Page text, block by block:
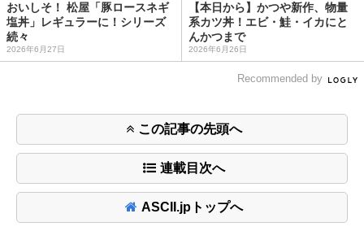
おいしそ！ 松屋「豚ロースネギ
塩丼」レギュラーに！シリーズ
続々
2026年6月27日
【本日から】かつや新作、物量
系カツ丼！エビ・鮭・イカにと
んかつまで
2026年6月26日
Recommended by
この記事の先頭へ
連載目次へ
ASCII.jpトップへ